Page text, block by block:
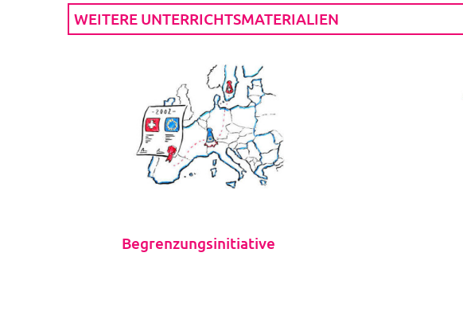
WEITERE UNTERRICHTSMATERIALIEN
Begrenzungsinitiative